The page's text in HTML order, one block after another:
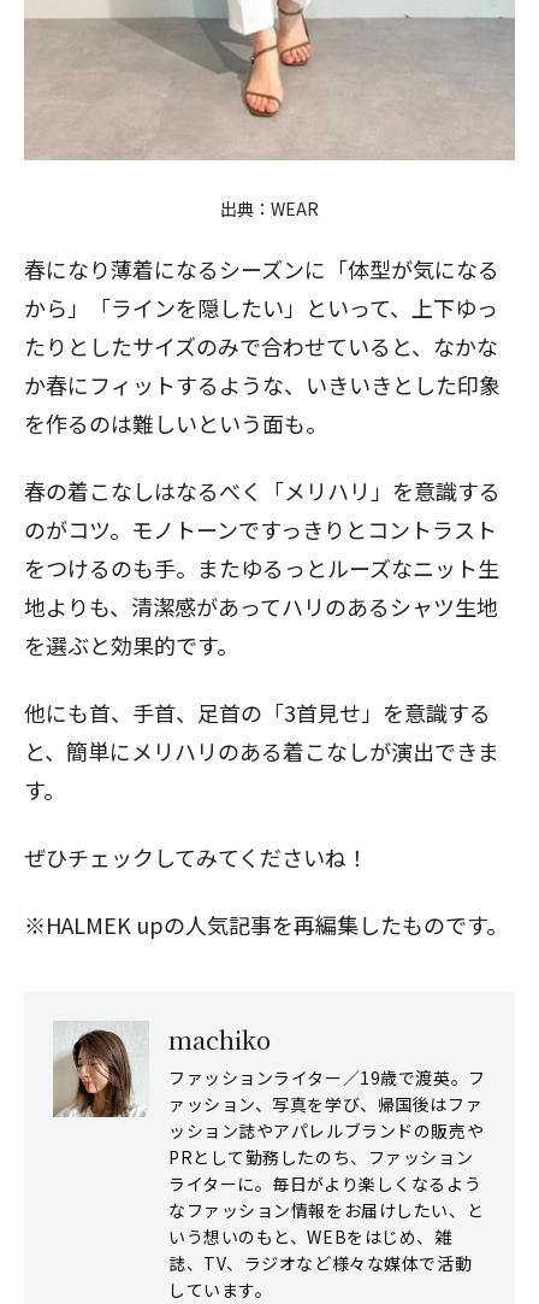
出典： WEAR
春になり薄着になるシーズンに「体型が気になる
から」「ラインを隠したい」といって、上下ゆっ
たりとしたサイズのみで合わせていると、なかな
か春にフィットするような、いきいきとした印象
を作るのは難しいという面も。
春の着こなしはなるべく「メリハリ」を意識する
のがコツ。モノトーンですっきりとコントラスト
をつけるのも手。またゆるっとルーズなニット生
地よりも、清潔感があってハリのあるシャツ生地
を選ぶと効果的です。
他にも首、手首、足首の「3首見せ」を意識する
と、簡単にメリハリのある着こなしが演出できま
す。
ぜひチェックしてみてくださいね！
※HALMEK upの人気記事を再編集したものです。
machiko
ファッションライター／19歳で渡英。フ
ァッション、写真を学び、帰国後はファ
ッション誌やアパレルブランドの販売や
PRとして勤務したのち、ファッション
ライターに。毎日がより楽しくなるよう
なファッション情報をお届けしたい、と
いう想いのもと、WEBをはじめ、雑
誌、TV、ラジオなど様々な媒体で活動
しています。
閉じる